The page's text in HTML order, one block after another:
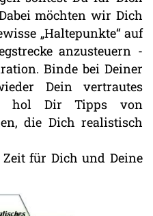
möchten wir Dich
„Haltepunkte“ auf
anzusteuern -
Binde bei Deiner
Dein vertrautes
hol Dir Tipps von
die Dich realistisch
für Dich und Deine